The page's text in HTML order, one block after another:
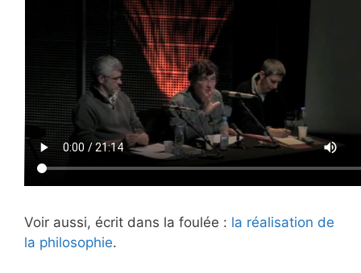
Voir aussi, écrit dans la foulée : la réalisation de
la philosophie.